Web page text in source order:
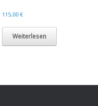
115,00€
Weiterlesen